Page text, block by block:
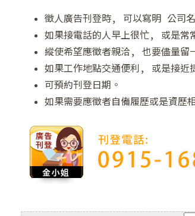
徵人廣告刊登時, 可以寫明 公司
如果接電話的人早上很忙, 或是
縱使希望應徵者親洽, 也要儘量留
如果工作地點交通便利, 或是接
可預約刊登日期。
如果需要應徵者自備履歷或是資
❅